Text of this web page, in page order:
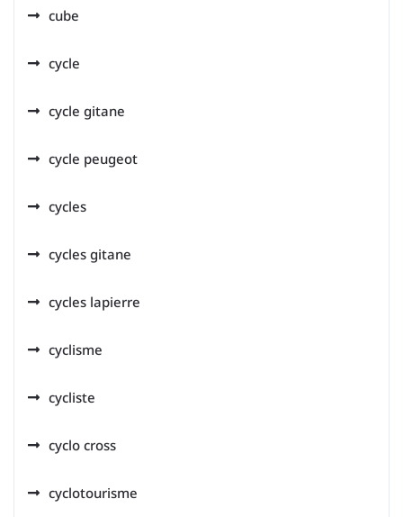
cube
cycle
cycle gitane
cycle peugeot
cycles
cycles gitane
cycles lapierre
cyclisme
cycliste
cyclo cross
cyclotourisme